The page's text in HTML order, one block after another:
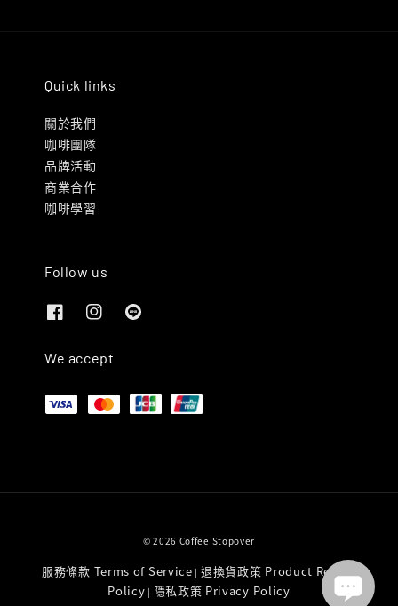
Quick links
關於我們
咖啡團隊
品牌活動
商業合作
咖啡學習
Follow us
We accept
© 2026 Coffee Stopover
服務條款 Terms of Service | 退換貨政策 Product Return
Policy | 隱私政策 Privacy Policy